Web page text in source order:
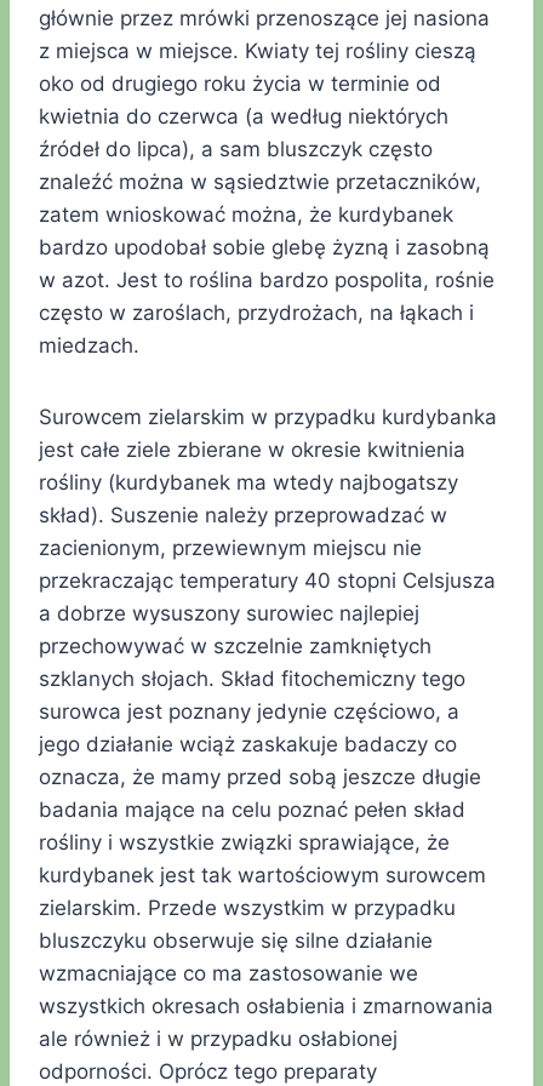
głównie przez mrówki przenoszące jej nasiona
z miejsca w miejsce. Kwiaty tej rośliny cieszą
oko od drugiego roku życia w terminie od
kwietnia do czerwca (a według niektórych
źródeł do lipca), a sam bluszczyk często
znaleźć można w sąsiedztwie przetaczników,
zatem wnioskować można, że kurdybanek
bardzo upodobał sobie glebę żyzną i zasobną
w azot. Jest to roślina bardzo pospolita, rośnie
często w zaroślach, przydrożach, na łąkach i
miedzach.
Surowcem zielarskim w przypadku kurdybanka
jest całe ziele zbierane w okresie kwitnienia
rośliny (kurdybanek ma wtedy najbogatszy
skład). Suszenie należy przeprowadzać w
zacienionym, przewiewnym miejscu nie
przekraczając temperatury 40 stopni Celsjusza
a dobrze wysuszony surowiec najlepiej
przechowywać w szczelnie zamkniętych
szklanych słojach. Skład fitochemiczny tego
surowca jest poznany jedynie częściowo, a
jego działanie wciąż zaskakuje badaczy co
oznacza, że mamy przed sobą jeszcze długie
badania mające na celu poznać pełen skład
rośliny i wszystkie związki sprawiające, że
kurdybanek jest tak wartościowym surowcem
zielarskim. Przede wszystkim w przypadku
bluszczyku obserwuje się silne działanie
wzmacniające co ma zastosowanie we
wszystkich okresach osłabienia i zmarnowania
ale również i w przypadku osłabionej
odporności. Oprócz tego preparaty